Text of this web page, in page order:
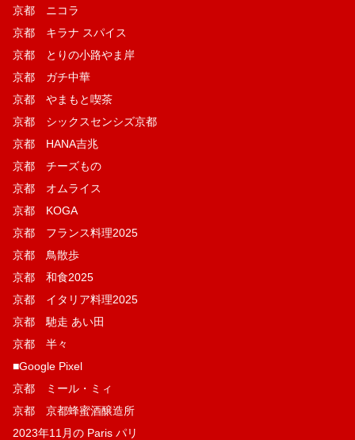
京都 ニコラ
京都 キラナ スパイス
京都 とりの小路やま岸
京都 ガチ中華
京都 やまもと喫茶
京都 シックスセンシズ京都
京都 HANA吉兆
京都 チーズもの
京都 オムライス
京都 KOGA
京都 フランス料理2025
京都 鳥散歩
京都 和食2025
京都 イタリア料理2025
京都 馳走 あい田
京都 半々
■Google Pixel
京都 ミール・ミィ
京都 京都蜂蜜酒醸造所
2023年11月の Paris パリ